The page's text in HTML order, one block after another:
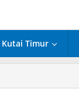
Kutai Timur